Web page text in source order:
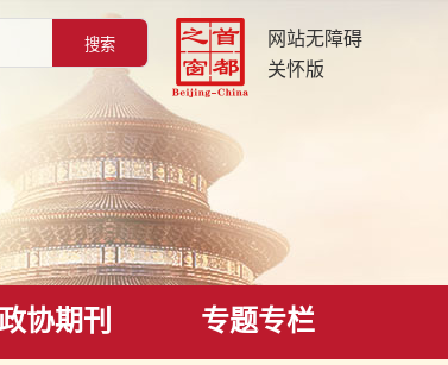
网站无障碍
关怀版
协期刊 专题专栏